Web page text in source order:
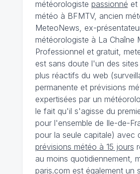
météorologiste passionné et
météo à BFMTV, ancien
MeteoNews, ex-
météorologiste à La Chaîne
Professionnel et gratuit,
est sans doute l'un des
plus réactifs du web
permanente et prévisions
expertisées par un
le fait qu'il s'agisse du
pour l'ensemble de Ile-de-
pour la seule capitale) avec
prévisions météo à 15 jours
au moins quotidiennement,
paris.com est également un